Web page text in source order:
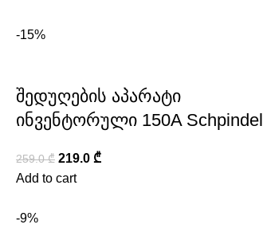
-15%
შედუღების აპარატი
ინვენტორული 150A Schpindel
259.0₾ 219.0 ₾
Add to cart
-9%